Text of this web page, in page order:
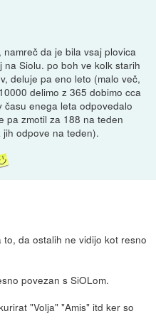
da je bila vsaj plovica
Siolu. po boh ve kolk starih
deluje pa eno leto (malo več,
delimo z 365 dobimo cca
enega leta odpovedalo
pa zmotil za 188 na teden
odpove na teden).
da ostalih ne vidijo kot resno
povezan s SiOLom.
"Volja" "Amis" itd ker so